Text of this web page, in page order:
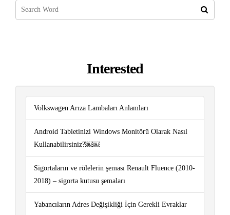
Interested
Volkswagen Arıza Lambaları Anlamları
Android Tabletinizi Windows Monitörü Olarak Nasıl
Kullanabilirsiniz?￼￼
Sigortaların ve rölelerin şeması Renault Fluence (2010-
2018) – sigorta kutusu şemaları
Yabancıların Adres Değişikliği İçin Gerekli Evraklar